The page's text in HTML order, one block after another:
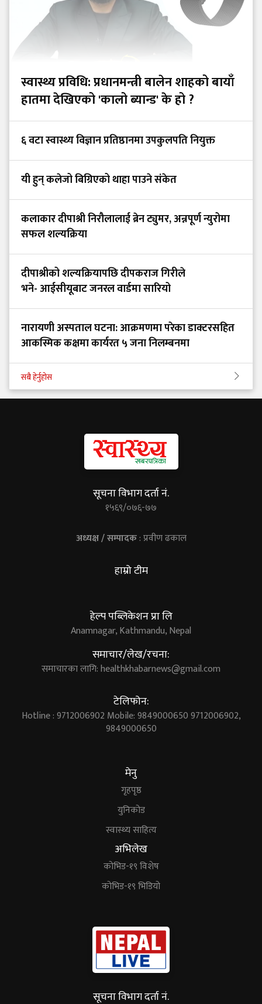
स्वास्थ्य प्रविधि: प्रधानमन्त्री बालेन शाहको बायाँ
हातमा देखिएको 'कालो ब्यान्ड' के हो ?
६ वटा स्वास्थ्य विज्ञान प्रतिष्ठानमा उपकुलपति नियुक्त
यी हुन् कलेजो बिग्रिएको थाहा पाउने संकेत
कलाकार दीपाश्री निरौलालाई ब्रेन ट्युमर, अन्नपूर्ण न्युरोमा
सफल शल्यक्रिया
दीपाश्रीको शल्यक्रियापछि दीपकराज गिरीले
भने- आईसीयूबाट जनरल वार्डमा सारियो
नारायणी अस्पताल घटना: आक्रमणमा परेका डाक्टरसहित
आकस्मिक कक्षमा कार्यरत ५ जना निलम्बनमा
सबै हेर्नुहोस
सूचना विभाग दर्ता नं.
१५६९/०७६-७७
अध्यक्ष / सम्पादक: प्रवीण ढकाल
हाम्रो टीम
हेल्प पब्लिकेशन प्रा लि
Anamnagar, Kathmandu, Nepal
समाचार/लेख/रचना:
समाचारका लागि:healthkhabarnews@gmail.com
टेलिफोन:
Hotline : 9712006902 Mobile: 9849000650 9712006902,
9849000650
मेनु
गृहपृष्ठ
युनिकोड
स्वास्थ्य साहित्य
अभिलेख
कोभिड-१९ विशेष
कोभिड-१९ भिडियो
सूचना विभाग दर्ता नं.